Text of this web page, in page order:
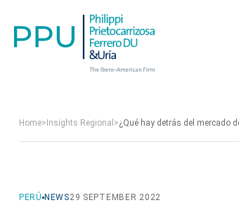
Home> Insights Regional >¿Qué hay detrás del mercado
PERÚ NEWS29 SEPTEMBER 2022